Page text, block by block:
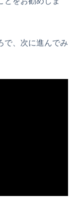
で、次に進んでみ